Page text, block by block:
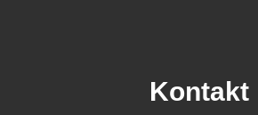
Kontakt